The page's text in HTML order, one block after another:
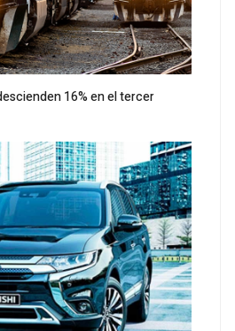
16% en el tercer